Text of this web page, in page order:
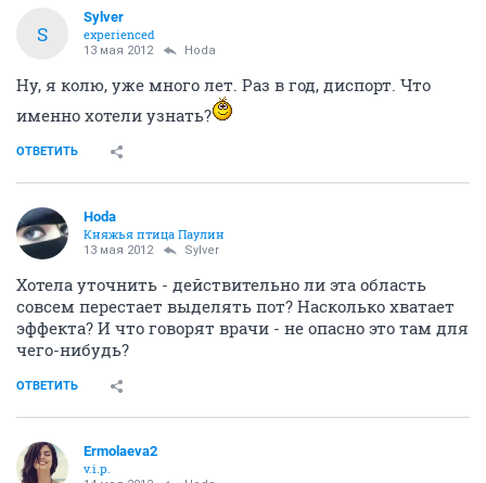
S
Sylver
experienced
13 мая 2012 Hoda
Ну, я колю, уже много лет. Раз в год, диспорт. Что
именно хотели узнать?
ОТВЕТИТЬ
Hoda
Княжья птица Паулин
13 мая 2012 Sylver
Хотела уточнить - действительно ли эта область
совсем перестает выделять пот? Насколько хватает
эффекта? И что говорят врачи - не опасно это там для
чего-нибудь?
ОТВЕТИТЬ
Ermolaeva2
v.i.p.